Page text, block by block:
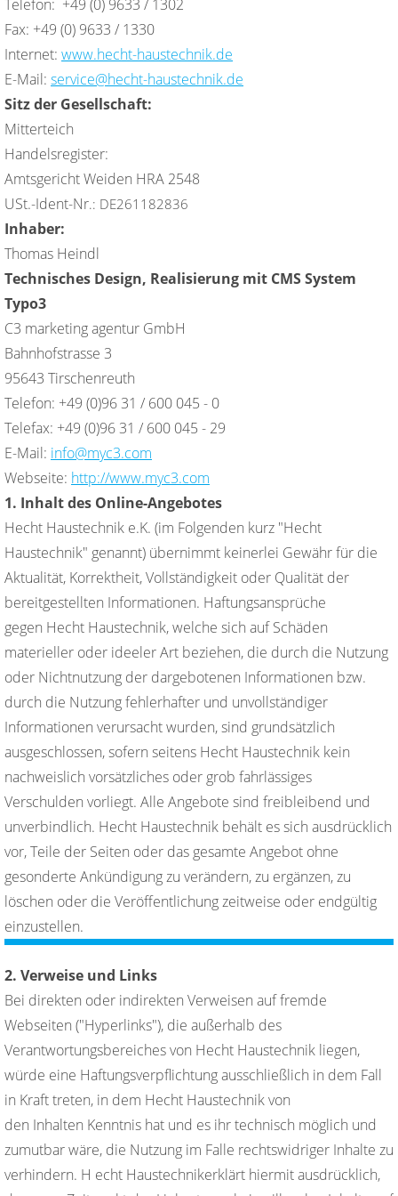
Telefon: +49 (0) 9633 / 1302
Fax: +49 (0) 9633 / 1330
Internet: www.hecht-haustechnik.de
E-Mail: service@hecht-haustechnik.de
Sitz der Gesellschaft:
Mitterteich
Handelsregister:
Amtsgericht Weiden HRA 2548
USt.-Ident-Nr.: DE261182836
Inhaber:
Thomas Heindl
Technisches Design, Realisierung mit CMS System
Typo3
C3 marketing agentur GmbH
Bahnhofstrasse 3
95643 Tirschenreuth
Telefon: +49 (0)96 31 / 600 045 - 0
Telefax: +49 (0)96 31 / 600 045 - 29
E-Mail: info@myc3.com
Webseite: http://www.myc3.com
1. Inhalt des Online-Angebotes
Hecht Haustechnik e.K. (im Folgenden kurz "Hecht
Haustechnik" genannt) übernimmt keinerlei Gewähr für die
Aktualität, Korrektheit, Vollständigkeit oder Qualität der
bereitgestellten Informationen. Haftungsansprüche
gegen Hecht Haustechnik, welche sich auf Schäden
materieller oder ideeler Art beziehen, die durch die Nutzung
oder Nichtnutzung der dargebotenen Informationen bzw.
durch die Nutzung fehlerhafter und unvollständiger
Informationen verursacht wurden, sind grundsätzlich
ausgeschlossen, sofern seitens Hecht Haustechnik kein
nachweislich vorsätzliches oder grob fahrlässiges
Verschulden vorliegt. Alle Angebote sind freibleibend und
unverbindlich. Hecht Haustechnik behält es sich ausdrücklich
vor, Teile der Seiten oder das gesamte Angebot ohne
gesonderte Ankündigung zu verändern, zu ergänzen, zu
löschen oder die Veröffentlichung zeitweise oder endgültig
einzustellen.
2. Verweise und Links
Bei direkten oder indirekten Verweisen auf fremde
Webseiten ("Hyperlinks"), die außerhalb des
Verantwortungsbereiches von Hecht Haustechnik liegen,
würde eine Haftungsverpflichtung ausschließlich in dem Fall
in Kraft treten, in dem Hecht Haustechnik von
den Inhalten Kenntnis hat und es ihr technisch möglich und
zumutbar wäre, die Nutzung im Falle rechtswidriger Inhalte zu
verhindern. H echt Haustechnikerklärt hiermit ausdrücklich,